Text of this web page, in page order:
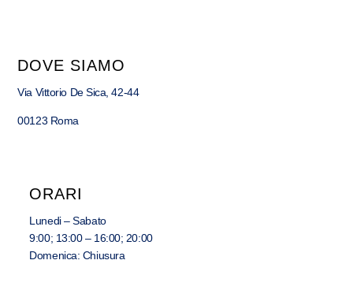
DOVE SIAMO
Via Vittorio De Sica, 42-44
00123 Roma
ORARI
Lunedi – Sabato
9:00; 13:00 – 16:00; 20:00
Domenica: Chiusura